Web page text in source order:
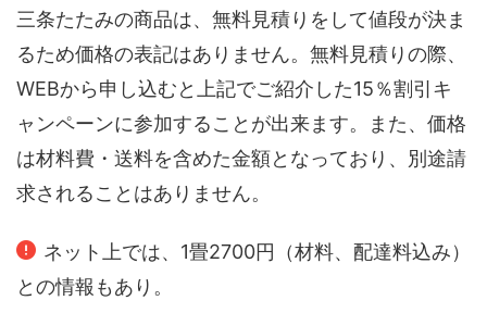
三条たたみの商品は、無料見積りをして値段が決ま
るため価格の表記はありません。無料見積りの際、
WEBから申し込むと上記でご紹介した15％割引キ
ャンペーンに参加することが出来ます。また、価格
は材料費・送料を含めた金額となっており、別途請
求されることはありません。
ネット上では、1畳2700円（材料、配達料込み）
との情報もあり。